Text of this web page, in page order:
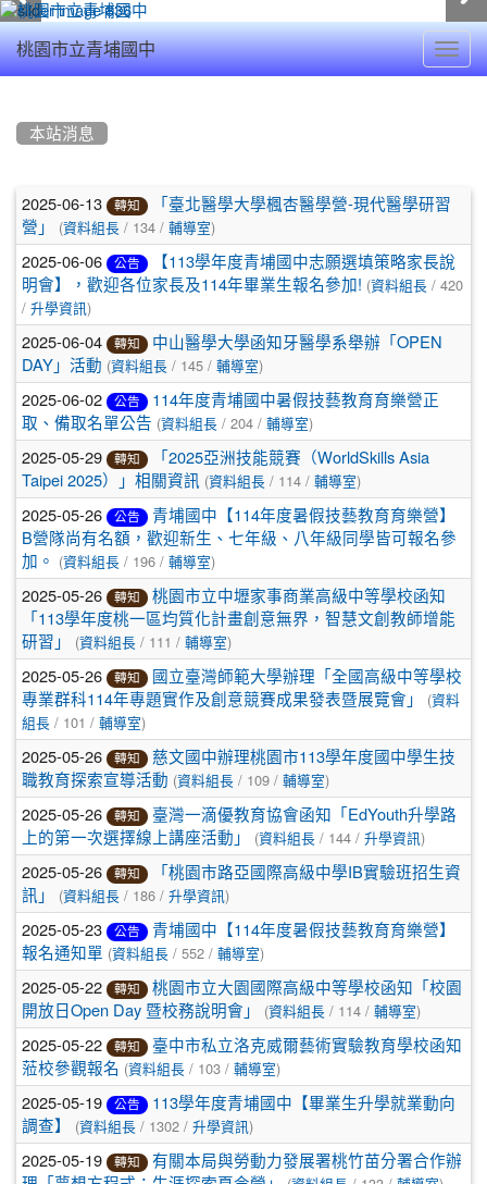
桃園市立青埔國中
本站消息
文
章
列
表
2025-06-13 轉知
「臺北醫學大學楓杏醫學營-現代醫學研習
營」
(資料組長 / 134 / 輔導室)
2025-06-06 公告
【113學年度青埔國中志願選填策略家長說
明會】，歡迎各位家長及114年畢業生報名參加! (資料組長 / 420
/ 升學資訊)
2025-06-04 轉知
中山醫學大學函知牙醫學系舉辦「OPEN
DAY」活動 (資料組長 / 145 / 輔導室)
2025-06-02 公告
114年度青埔國中暑假技藝教育育樂營正
取、備取名單公告 (資料組長 / 204 / 輔導室)
2025-05-29 轉知
「2025亞洲技能競賽（WorldSkills Asia
Taipei 2025）」相關資訊 (資料組長 / 114 / 輔導室)
2025-05-26 公告
青埔國中【114年度暑假技藝教育育樂營】
B營隊尚有名額，歡迎新生、七年級、八年級同學皆可報名參
加。
(資料組長 / 196 / 輔導室)
2025-05-26 轉知
桃園市立中壢家事商業高級中等學校函知
「113學年度桃一區均質化計畫創意無界，智慧文創教師增能
研習」
(資料組長 / 111 / 輔導室)
2025-05-26 轉知
國立臺灣師範大學辦理「全國高級中等學校
專業群科114年專題實作及創意競賽成果發表暨展覽會」
(資料
組長 / 101 / 輔導室)
2025-05-26 轉知
慈文國中辦理桃園市113學年度國中學生技
職教育探索宣導活動 (資料組長 / 109 / 輔導室)
2025-05-26 轉知
臺灣一滴優教育協會函知「EdYouth升學路
上的第一次選擇線上講座活動」
(資料組長 / 144 / 升學資訊)
2025-05-26 轉知
「桃園市路亞國際高級中學IB實驗班招生資
訊」
(資料組長 / 186 / 升學資訊)
2025-05-23 公告
青埔國中【114年度暑假技藝教育育樂營】
報名通知單 (資料組長 / 552 / 輔導室)
2025-05-22 轉知
桃園市立大園國際高級中等學校函知「校園
開放日Open Day 暨校務說明會」
(資料組長 / 114 / 輔導室)
2025-05-22 轉知
臺中市私立洛克威爾藝術實驗教育學校函知
蒞校參觀報名 (資料組長 / 103 / 輔導室)
2025-05-19 公告
113學年度青埔國中【畢業生升學就業動向
調查】
(資料組長 / 1302 / 升學資訊)
2025-05-19 轉知
有關本局與勞動力發展署桃竹苗分署合作辦